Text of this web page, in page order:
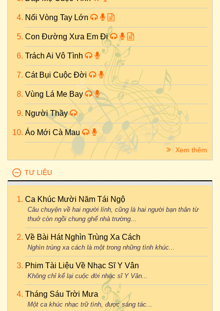
Nối Vòng Tay Lớn
Con Đường Xưa Em Đi
Trách Ai Vô Tình
Cát Bụi Cuộc Đời
Vùng Lá Me Bay
Người Thầy
Áo Mới Cà Mau
Xem thêm
TƯ LIỆU
Ca Khúc Mười Năm Tái Ngộ
Câu chuyện về hai người lính, cũng là hai người bạn thân từ
thuở còn ngồi chung ghế nhà trường...
Về Bài Hát Nghìn Trùng Xa Cách
Nghìn trùng xa cách là một trong những tình khúc...
Phim Tài Liệu Về Nhạc Sĩ Y Vân
Không chỉ kể lại cuộc đời nhạc sĩ Y Vân...
Tháng Sáu Trời Mưa
Một ca khúc nhạc trữ tình, được sáng tác...